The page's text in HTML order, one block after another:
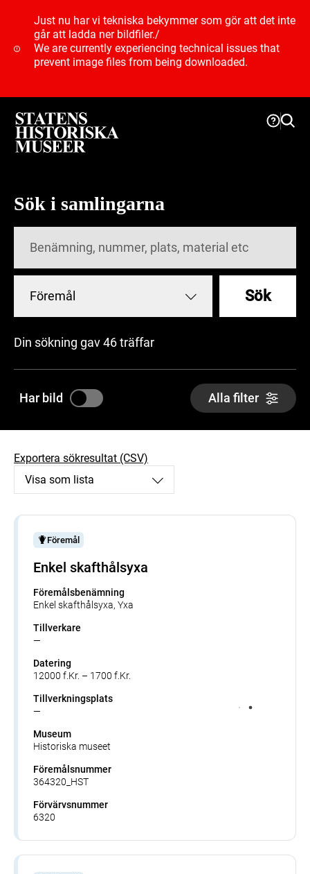
Just nu har vi tekniska bekymmer som gör att det inte
går att ladda ner bildfiler./
We are currently experiencing technical issues that
prevent image files from being downloaded.
Sök i samlingarna
Föremål Sök
Din sökning gav 46 träffar
Har bild Alla filter
Exportera sökresultat (CSV)
Visa som lista
Föremål
Enkel skafthålsyxa
Föremålsbenämning
Enkel skafthålsyxa, Yxa
Tillverkare
—
Datering
12000 f.Kr. – 1700 f.Kr.
Tillverkningsplats
—
Museum
Historiska museet
Föremålsnummer
364320_HST
Förvärvsnummer
6320